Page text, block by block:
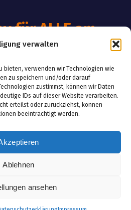
verwalten
bieten, verwenden wir Technologien wie
zu speichern und/oder darauf
zustimmst, können wir Daten
IDs auf dieser Website verarbeiten.
erteilst oder zurückziehst, können
beeinträchtigt werden.
Ablehnen
ansehen
für ALLE am
des
Elternverein VS/NMS/PFZ